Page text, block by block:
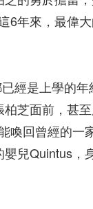
年來，最偉大
經是上學的
芝面前，甚
喚回曾經的
兒Quintus，